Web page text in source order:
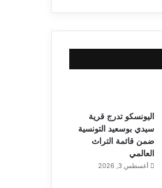
اليونسكو تدرج قرية
سيدي بوسعيد التونسية
ضمن قائمة التراث
العالمي
أغسطس 3, 2026